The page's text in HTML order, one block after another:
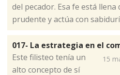
del pecador. Esa fe está llena
prudente y actúa con
017- La estrategia en el
15
​Este filisteo tenía un
alto concepto de sí